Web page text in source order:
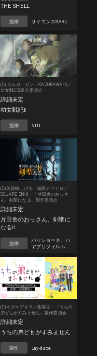
THE SHELL
製作 サイエンスSARU
(C) カルロ・ゼン・KADOKAWA刊／
幼女戦記2製作委員会
詳細未定
幼女戦記ll
製作 NUT
(C)佐賀崎しげる・鍋島テツヒロ／
SQUARE ENIX・「片田舎のおっさ
ん、剣聖になる」製作委員会
詳細未定
片田舎のおっさん、剣聖に
なるII
製作
パッショーネ、ハ
ヤブサフィルム
(C)オザキアキラ／集英社・「うちの
弟どもがすみません」製作委員会
詳細未定
うちの弟どもがすみません
製作 Lay-duce